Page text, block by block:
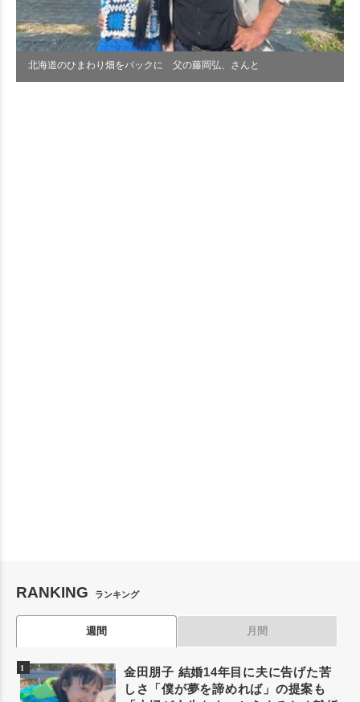
北海道のひまわり畑をバックに 父の藤岡弘、さんと
RANKING ランキング
週間 月間
金田朋子 結婚14年目に夫に告げた苦
しさ「僕が夢を諦めれば」の提案も